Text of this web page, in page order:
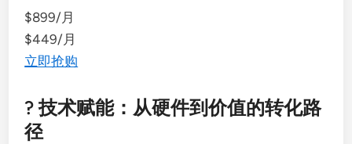
$899/月
$449/月
立即抢购
? 技术赋能：从硬件到价值的转化路
径